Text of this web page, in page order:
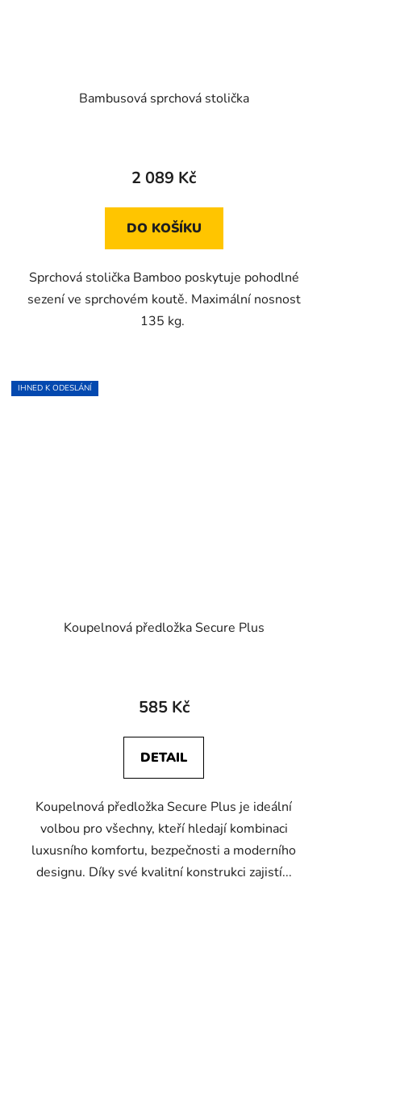
Bambusová sprchová stolička
hodnocení
je
5,0
5
hvězdiček.
2 089 Kč
DO KOŠÍKU
Sprchová stolička Bamboo poskytuje pohodlné
sezení ve sprchovém koutě. Maximální nosnost
135 kg.
IHNED K ODESLÁNÍ
Koupelnová předložka Secure Plus
585 Kč
DETAIL
Koupelnová předložka Secure Plus je ideální
volbou pro všechny, kteří hledají kombinaci
luxusního komfortu, bezpečnosti a moderního
designu. Díky své kvalitní konstrukci zajistí...